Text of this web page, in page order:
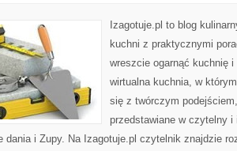
Izagotuje.pl to blog
kuchni z praktycznymi
wreszcie ogarnąć kuchnię
wirtualna kuchnia, w
się z twórczym
przedstawiane w czytelny
dania i Zupy. Na Izagotuje.pl czytelnik znajdzie